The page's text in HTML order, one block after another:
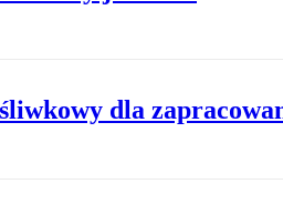
dla